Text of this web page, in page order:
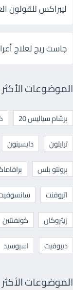
ليبراكس للقولون
جاست ريج لعلاج
الموضوعات الأكثر
برشام سياليس 20
ترايتون
دايسينون
برونتو بلس
اتروفنت
زيثروكان
كونفنتين
ديبوفيت
اسبوسيد
الموضوعات